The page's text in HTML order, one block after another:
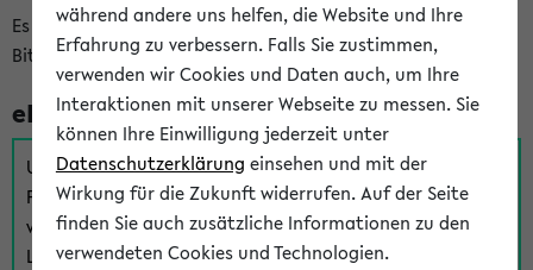
Es gibt mehrere Möglichkeiten zur Anmeldung am eKVV.
Bitte wählen Sie die für Sie richtige aus:
eKVV für Studierende
Um sich einen Stundenplan zu erstellen und alle weiteren
Funktionen des eKVVs für Studierende zu nutzen,
verwenden Sie diesen Link zur Anmeldung über Ihr Uni
Login:
während andere uns helfen, die Website und Ihre
Erfahrung zu verbessern. Falls Sie zustimmen,
verwenden wir Cookies und Daten auch, um Ihre
Interaktionen mit unserer Webseite zu messen. Sie
können Ihre Einwilligung jederzeit unter
Datenschutzerklärung einsehen und mit der
Wirkung für die Zukunft widerrufen. Auf der Seite
finden Sie auch zusätzliche Informationen zu den
verwendeten Cookies und Technologien.